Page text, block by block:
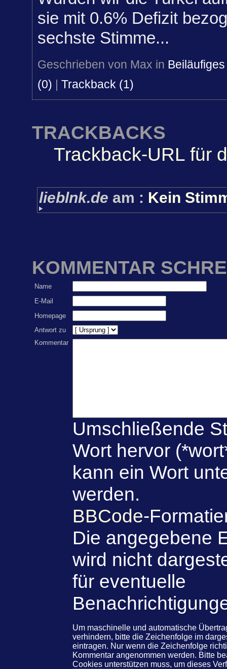
sie mit 0.6% Defizit
sechste Stimme...
Geschrieben von Max in Beiläufiges
(0)
Trackback (1)
TRACKBACKS
Trackback-URL für
lieblnk.de am : Kein
KOMMENTAR
Name
E-Mail
Homepage
Antwort zu
Kommentar
Umschließende
Wort hervor
kann ein Wort
werden.
BBCode-
Die angegebene
wird nicht
für eventuelle
Um maschinelle und automatische
verhindern, bitte die Zeichenfolge im
eintragen. Nur wenn die Zeichenfolge
Kommentar angenommen werden. Bitte
Cookies unterstützen muss, um dieses